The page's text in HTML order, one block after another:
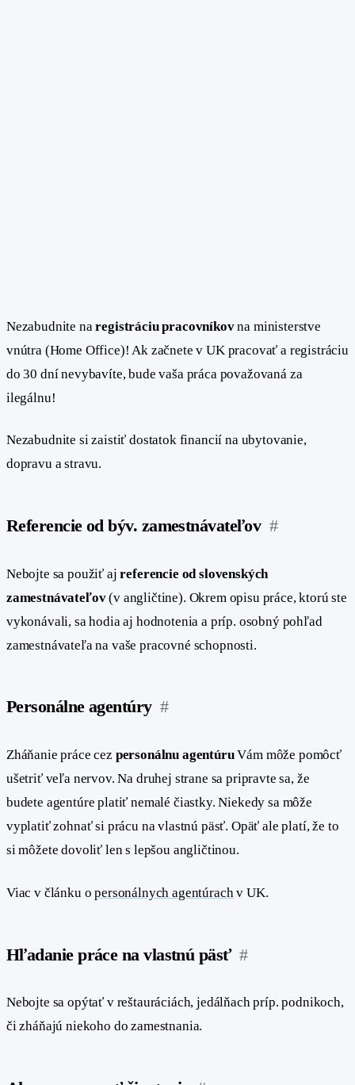
Nezabudnite naregistráciu pracovníkovna ministerstve
vnútra (Home Office)! Ak začnete v UK pracovať a registráciu
do 30 dní nevybavíte, bude vaša práca považovaná za
ilegálnu!
Nezabudnite si zaistiť dostatok financií na ubytovanie,
dopravu a stravu.
Referencie od býv. zamestnávateľov #
Nebojte sa použiť ajreferencie od slovenských
zamestnávateľov(v angličtine). Okrem opisu práce, ktorú ste
vykonávali, sa hodia aj hodnotenia a príp. osobný pohľad
zamestnávateľa na vaše pracovné schopnosti.
Personálne agentúry #
Zháňanie práce cez personálnu agentúruVám môže pomôcť
ušetriť veľa nervov. Na druhej strane sa pripravte sa, že
budete agentúre platiť nemalé čiastky. Niekedy sa môže
vyplatiť zohnať si prácu na vlastnú päsť. Opäť ale platí, že to
si môžete dovoliť len s lepšou angličtinou.
Viac v článku opersonálnych agentúrach v UK.
Hľadanie práce na vlastnú päsť #
Nebojte sa opýtať v reštauráciách, jedálňach príp. podnikoch,
či zháňajú niekoho do zamestnania.